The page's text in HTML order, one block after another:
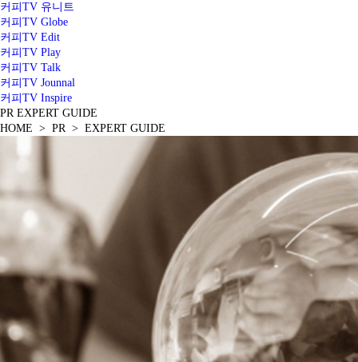
커피TV 유니트
커피TV Globe
커피TV Edit
커피TV Play
커피TV Talk
커피TV Jounnal
커피TV Inspire
PREXPERT GUIDE
HOME > PR > EXPERT GUIDE